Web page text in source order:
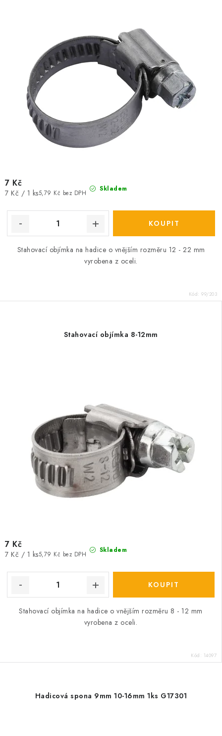
Skladem
5,79 Kč bez DPH
7 Kč
Měrná
7 Kč / 1 ks
Stahovací objímka na hadice o vnějším rozměru 12 - 22 mm
vyrobena z oceli.
Kód: 99/203
Stahovací objímka 8-12mm
Skladem
5,79 Kč bez DPH
7 Kč
Měrná
7 Kč / 1 ks
Stahovací objímka na hadice o vnějším rozměru 8 - 12 mm
vyrobena z oceli.
Kód: 14097
Hadicová spona 9mm 10-16mm 1ks G17301